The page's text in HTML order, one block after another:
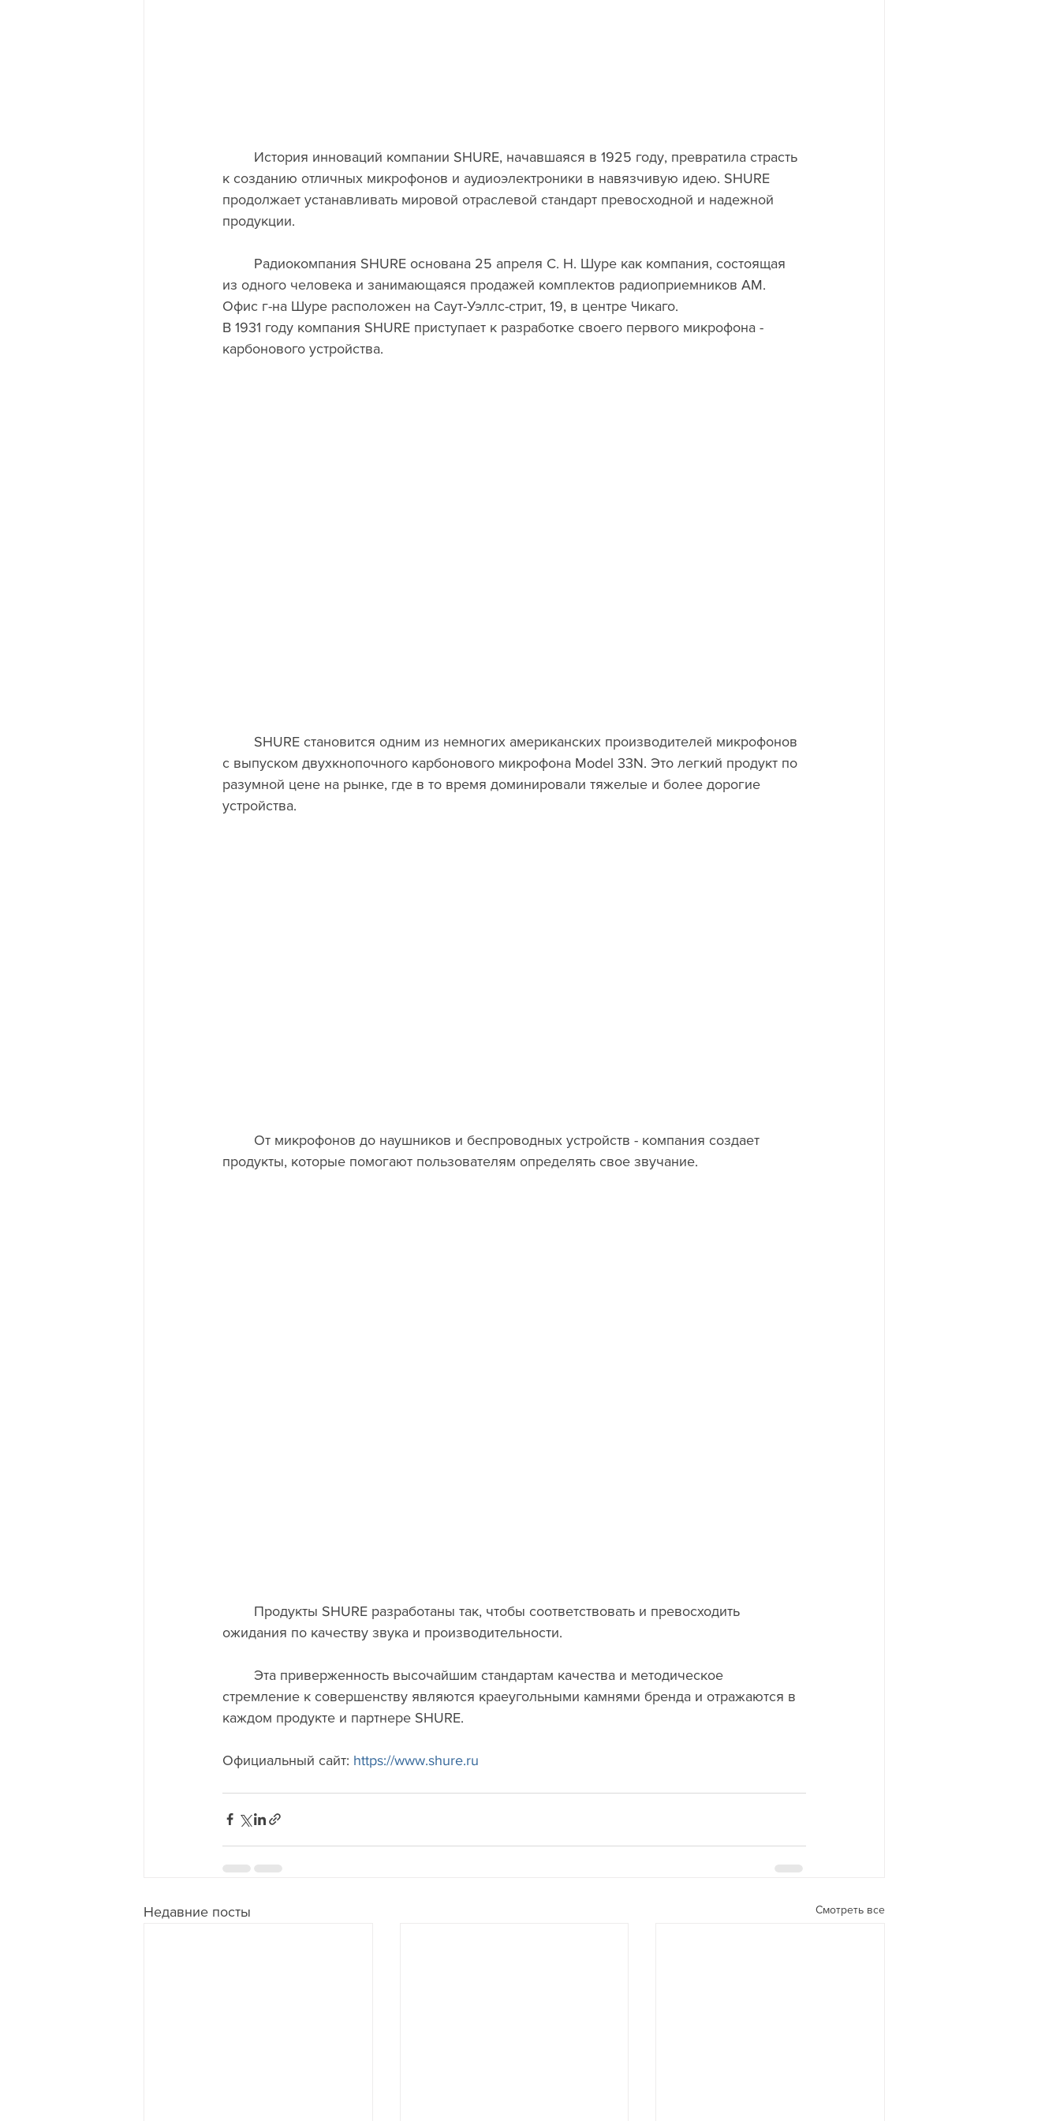
к созданию отличных микрофонов и аудиоэлектроники в навязчивую идею. SHURE
продолжает устанавливать мировой отраслевой стандарт превосходной и надежной
продукции.
из одного человека и занимающаяся продажей комплектов радиоприемников AM.
Офис г-на Шуре расположен на Саут-Уэллс-стрит, 19, в центре Чикаго.
В 1931 году компания SHURE приступает к разработке своего первого микрофона -
карбонового устройства.
с выпуском двухкнопочного карбонового микрофона Model 33N. Это легкий продукт по
разумной цене на рынке, где в то время доминировали тяжелые и более дорогие
устройства.
продукты, которые помогают пользователям определять свое звучание.
ожидания по качеству звука и производительности.
стремление к совершенству являются краеугольными камнями бренда и отражаются в
каждом продукте и партнере SHURE.
Официальный сайт: https://www.shure.ru
Недавние посты Смотреть все